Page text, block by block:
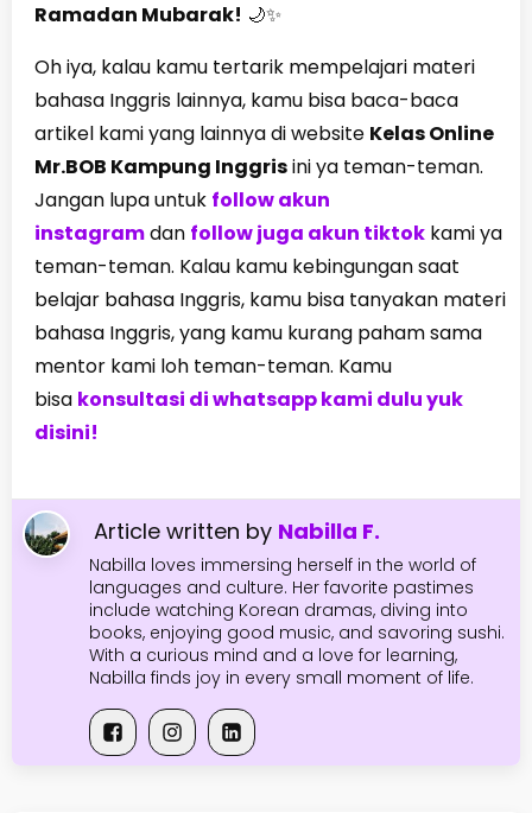
Ramadan Mubarak! 🌙✨
Oh iya, kalau kamu tertarik mempelajari materi
bahasa Inggris lainnya, kamu bisa baca-baca
artikel kami yang lainnya di website Kelas Online
Mr.BOB Kampung Inggrisini ya teman-teman.
Jangan lupa untuk follow akun
instagramdan follow juga akun tiktokkami ya
teman-teman. Kalau kamu kebingungan saat
belajar bahasa Inggris, kamu bisa tanyakan materi
bahasa Inggris, yang kamu kurang paham sama
mentor kami loh teman-teman. Kamu
bisa konsultasi di whatsapp kami dulu yuk
disini!
Article written by Nabilla F.
Nabilla loves immersing herself in the world of
languages and culture. Her favorite pastimes
include watching Korean dramas, diving into
books, enjoying good music, and savoring sushi.
With a curious mind and a love for learning,
Nabilla finds joy in every small moment of life.